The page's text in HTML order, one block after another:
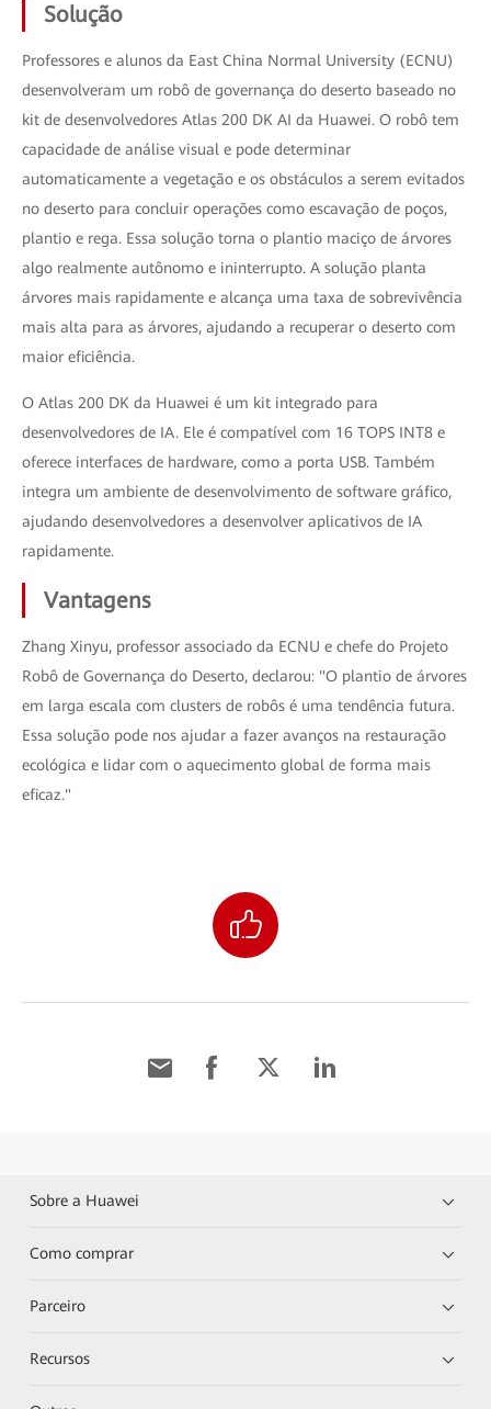
Solução
Professores e alunos da East China Normal University (ECNU)
desenvolveram um robô de governança do deserto baseado no
kit de desenvolvedores Atlas 200 DK AI da Huawei. O robô tem
capacidade de análise visual e pode determinar
automaticamente a vegetação e os obstáculos a serem evitados
no deserto para concluir operações como escavação de poços,
plantio e rega. Essa solução torna o plantio maciço de árvores
algo realmente autônomo e ininterrupto. A solução planta
árvores mais rapidamente e alcança uma taxa de sobrevivência
mais alta para as árvores, ajudando a recuperar o deserto com
maior eficiência.
O Atlas 200 DK da Huawei é um kit integrado para
desenvolvedores de IA. Ele é compatível com 16 TOPS INT8 e
oferece interfaces de hardware, como a porta USB. Também
integra um ambiente de desenvolvimento de software gráfico,
ajudando desenvolvedores a desenvolver aplicativos de IA
rapidamente.
Vantagens
Zhang Xinyu, professor associado da ECNU e chefe do Projeto
Robô de Governança do Deserto, declarou: "O plantio de árvores
em larga escala com clusters de robôs é uma tendência futura.
Essa solução pode nos ajudar a fazer avanços na restauração
ecológica e lidar com o aquecimento global de forma mais
eficaz."
Sobre a Huawei
Como comprar
Parceiro
Recursos